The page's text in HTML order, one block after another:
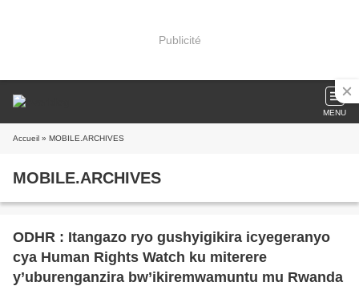
Publicité
MENU
Accueil » MOBILE.ARCHIVES
MOBILE.ARCHIVES
ODHR : Itangazo ryo gushyigikira icyegeranyo
cya Human Rights Watch ku miterere
y’uburenganzira bw’ikiremwamuntu mu Rwanda